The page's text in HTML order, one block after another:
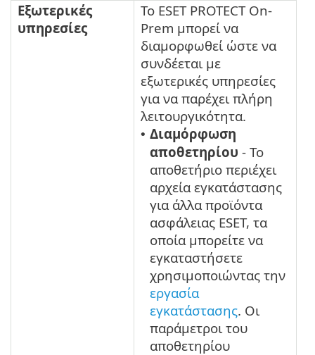
Εξωτερικές
υπηρεσίες
Το ESET PROTECT On-
Prem μπορεί να
διαμορφωθεί ώστε να
συνδέεται με
εξωτερικές υπηρεσίες
για να παρέχει πλήρη
λειτουργικότητα.
• Διαμόρφωση
αποθετηρίου - Το
αποθετήριο περιέχει
αρχεία εγκατάστασης
για άλλα προϊόντα
ασφάλειας ESET, τα
οποία μπορείτε να
εγκαταστήσετε
χρησιμοποιώντας την
εργασία
εγκατάστασης. Οι
παράμετροι του
αποθετηρίου